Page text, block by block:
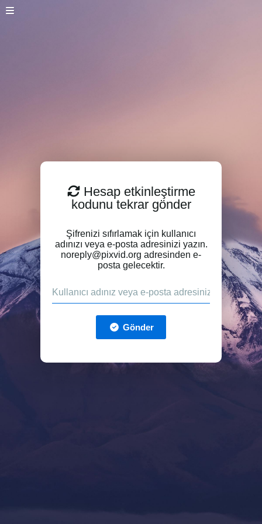
Hesap etkinleştirme
kodunu tekrar gönder
Şifrenizi sıfırlamak için kullanıcı
adınızı veya e-posta adresinizi yazın.
noreply@pixvid.org adresinden e-
posta gelecektir.
Gönder